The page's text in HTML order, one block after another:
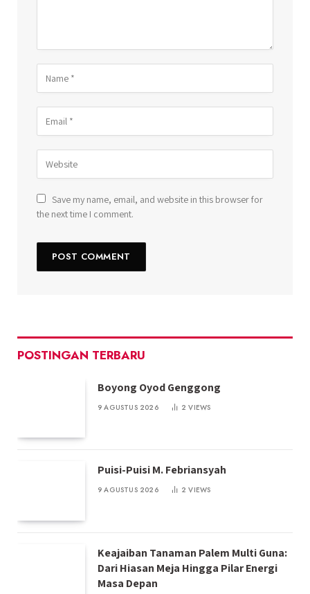
Save my name, email, and website in this browser for
the next time I comment.
POSTINGAN TERBARU
Boyong Oyod Genggong
9 AGUSTUS 2026 2VIEWS
Puisi-Puisi M. Febriansyah
9 AGUSTUS 2026 2VIEWS
Keajaiban Tanaman Palem Multi Guna:
Dari Hiasan Meja Hingga Pilar Energi
Masa Depan